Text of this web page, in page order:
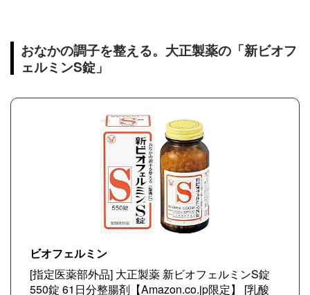
おなかの調子を整える。大正製薬の「新ビオフ
ェルミンS錠」
ビオフェルミン
[指定医薬部外品] 大正製薬 新ビオフェルミンS錠
550錠 61日分整腸剤【Amazon.co.jp限定】 [乳酸